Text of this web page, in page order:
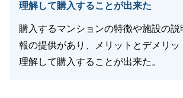
理解して購入することが出来た
購入するマンションの特徴や施設の
報の提供があり、メリットとデメリッ
理解して購入することが出来た。